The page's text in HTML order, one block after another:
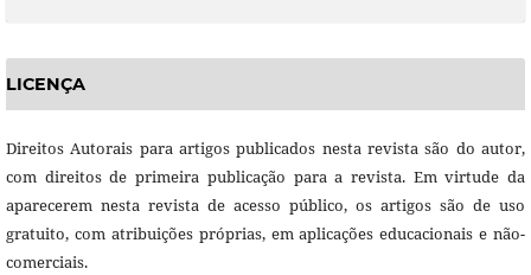
LICENÇA
Direitos Autorais para artigos publicados nesta revista são do autor,
com direitos de primeira publicação para a revista. Em virtude da
aparecerem nesta revista de acesso público, os artigos são de uso
gratuito, com atribuições próprias, em aplicações educacionais e não-
comerciais.